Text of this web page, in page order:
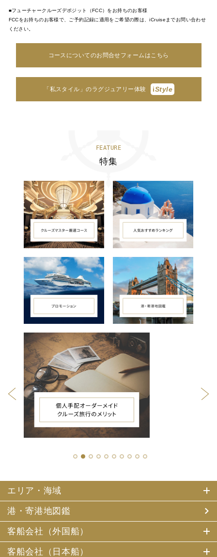
■フューチャークルーズデポジット（FCC）をお持ちのお客様
FCCをお持ちのお客様で、ご予約記録に適用をご希望の際は、iCruiseまでお問い合わせ
ください。
コースについてのお問合せフォームはこちら
「私スタイル」のラグジュアリー体験 iStyle
FEATURE
特集
1 2 3 4 5 6 7 8 9 10
エリア・海域
港・寄港地図鑑
客船会社（外国船）
客船会社（日本船）